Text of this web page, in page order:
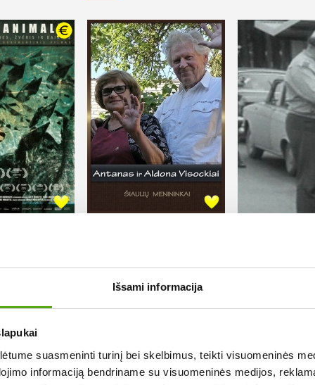
Išsami informacija
suasmeninti turinį bei skelbimus, teikti visuomeninės
informaciją bendriname su visuomeninės medijos,